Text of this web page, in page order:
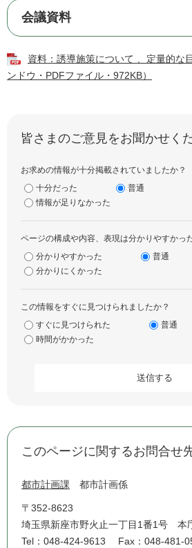
会議資料
資料：誘導施策について 、定量的な
ンドウ・PDFファイル・972KB）
皆さまのご意見をお聞かせく
お求めの情報が十分掲載されていましたか？
十分だった
普通
情報が足りなかった
ページの構成や内容、表現は分かりやすかっ
分かりやすかった
普通
分かりにくかった
この情報をすぐに見つけられましたか？
すぐに見つけられた
普通
時間がかかった
このページに関するお問合せ
都市計画課 都市計画係
〒352-8623
埼玉県新座市野火止一丁目1番1号 本
Tel：048-424-9613
Fax：048-481-